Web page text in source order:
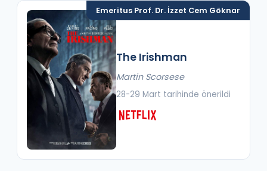
Emeritus Prof. Dr. İzzet Cem Göknar
The Irishman
Martin Scorsese
28-29 Mart tarihinde önerildi